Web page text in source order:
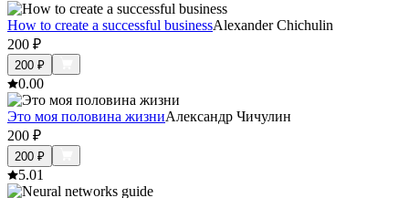
How to create a successful businessAlexander Chichulin
200 ₽
200 ₽
0.00
Это моя половина жизниАлександр Чичулин
200 ₽
200 ₽
5.01